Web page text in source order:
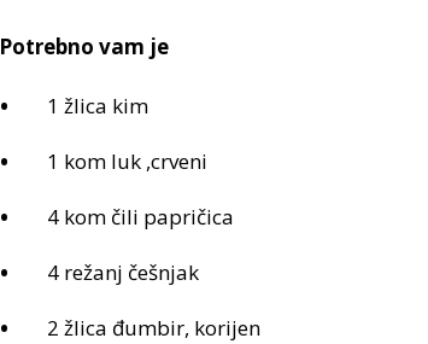
Potrebno vam je
1 žlica kim
1 kom luk ,crveni
4 kom čili papričica
4 režanj češnjak
2 žlica đumbir, korijen